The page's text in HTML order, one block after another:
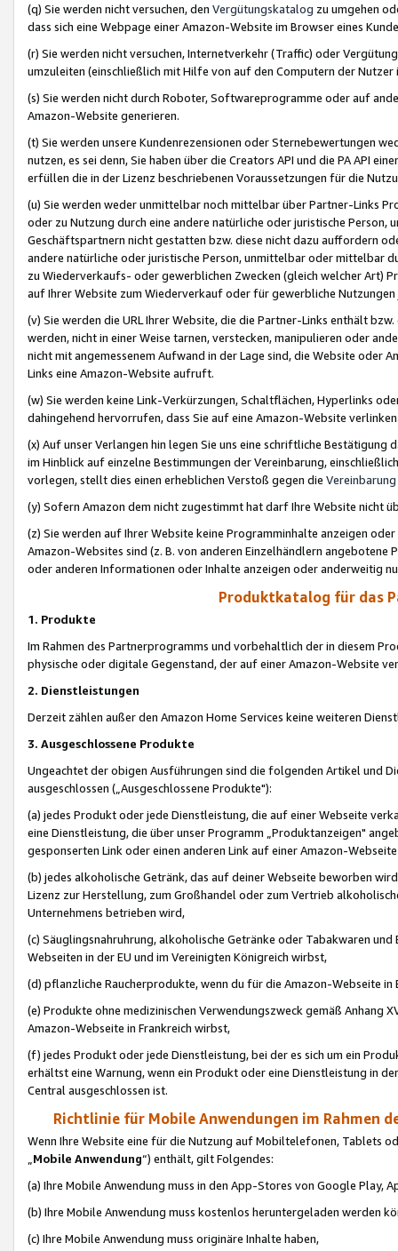
(q) Sie werden nicht versuchen, den Vergütungskatalog zu umgehen
dass sich eine Webpage einer Amazon-Website im Browser eines
(r) Sie werden nicht versuchen, Internetverkehr (Traffic) oder
umzuleiten (einschließlich mit Hilfe von auf den Computern der
(s) Sie werden nicht durch Roboter, Softwareprogramme oder auf
Amazon-Website generieren.
(t) Sie werden unsere Kundenrezensionen oder Sternebewertungen
nutzen, es sei denn, Sie haben über die Creators API und die PA API
erfüllen die in der Lizenz beschriebenen Voraussetzungen für die
(u) Sie werden weder unmittelbar noch mittelbar über Partner-Links
oder zu Nutzung durch eine andere natürliche oder juristische
Geschäftspartnern nicht gestatten bzw. diese nicht dazu auffordern
andere natürliche oder juristische Person, unmittelbar oder mittelbar
zu Wiederverkaufs- oder gewerblichen Zwecken (gleich welcher Art)
auf Ihrer Website zum Wiederverkauf oder für gewerbliche
(v) Sie werden die URL Ihrer Website, die die Partner-Links enthält
werden, nicht in einer Weise tarnen, verstecken, manipulieren oder
nicht mit angemessenem Aufwand in der Lage sind, die Website oder
Links eine Amazon-Website aufruft.
(w) Sie werden keine Link-Verkürzungen, Schaltflächen, Hyperlinks
dahingehend hervorrufen, dass Sie auf eine Amazon-Website
(x) Auf unser Verlangen hin legen Sie uns eine schriftliche
im Hinblick auf einzelne Bestimmungen der Vereinbarung,
vorlegen, stellt dies einen erheblichen Verstoß gegen die Vereinbarung
(y) Sofern Amazon dem nicht zugestimmt hat darf Ihre Website nicht
(z) Sie werden auf Ihrer Website keine Programminhalte anzeigen
Amazon-Websites sind (z. B. von anderen Einzelhändlern
oder anderen Informationen oder Inhalte anzeigen oder anderweitig
Produktkatalog für das
1. Produkte
Im Rahmen des Partnerprogramms und vorbehaltlich der in diesem
physische oder digitale Gegenstand, der auf einer Amazon-Website
2. Dienstleistungen
Derzeit zählen außer den Amazon Home Services keine weiteren
3. Ausgeschlossene Produkte
Ungeachtet der obigen Ausführungen sind die folgenden Artikel und
ausgeschlossen („Ausgeschlossene Produkte"):
(a) jedes Produkt oder jede Dienstleistung, die auf einer Webseite
eine Dienstleistung, die über unser Programm „Produktanzeigen"
gesponserten Link oder einen anderen Link auf einer Amazon-
(b) jedes alkoholische Getränk, das auf deiner Webseite beworben
Lizenz zur Herstellung, zum Großhandel oder zum Vertrieb
Unternehmens betrieben wird,
(c) Säuglingsnahruhrung, alkoholische Getränke oder Tabakwaren
Webseiten in der EU und im Vereinigten Königreich wirbst,
(d) pflanzliche Raucherprodukte, wenn du für die Amazon-Webseite in
(e) Produkte ohne medizinischen Verwendungszweck gemäß Anhang
Amazon-Webseite in Frankreich wirbst,
(f) jedes Produkt oder jede Dienstleistung, bei der es sich um ein
erhältst eine Warnung, wenn ein Produkt oder eine Dienstleistung in
Central ausgeschlossen ist.
Richtlinie für Mobile Anwendungen im Rahmen
Wenn Ihre Website eine für die Nutzung auf Mobiltelefonen, Tablets
„Mobile Anwendung“) enthält, gilt Folgendes:
(a) Ihre Mobile Anwendung muss in den App-Stores von Google Play,
(b) Ihre Mobile Anwendung muss kostenlos heruntergeladen werden
(c) Ihre Mobile Anwendung muss originäre Inhalte haben,